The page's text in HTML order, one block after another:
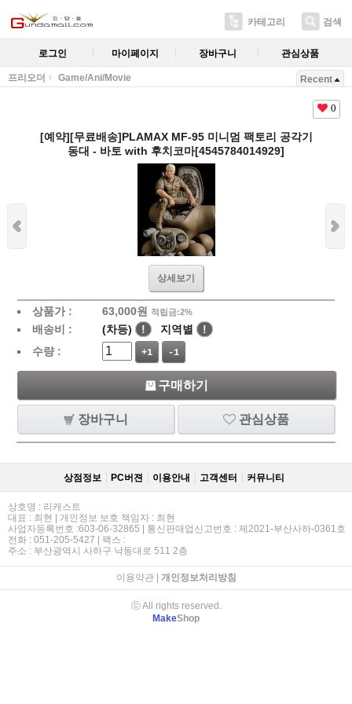
카테고리 검색
로그인 마이페이지 장바구니 관심상품
프리오더 Game/Ani/Movie Recent
0
[예약][무료배송]PLAMAX MF-95 미니멈 팩토리 공각기
동대 - 바토 with 후치코마[4545784014929]
상세보기
상품가 : 63,000원 적립금:2%
배송비 : (차등) ! 지역별
!
수량 :
+1 -1
구매하기
장바구니 관심상품
상점정보 PC버젼 이용안내 고객센터 커뮤니티
상호명 : 리캐스트
대표 : 최현 | 개인정보 보호 책임자 : 최현
사업자등록번호 :603-06-32865 | 통신판매업신고번호 : 제2021-부산사하-0361호
전화 : 051-205-5427 | 팩스 :
주소 : 부산광역시 사하구 낙동대로 511 2층
이용약관| 개인정보처리방침
ⓒ All rights reserved.
MakeShop